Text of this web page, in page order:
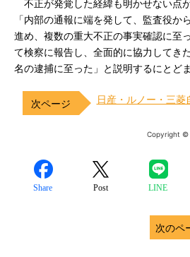
不正が発覚した経緯も明かせない点
「内部の通報に端を発して、監査役か
進め、複数の重大不正の事実確認に至
て検察に報告し、全面的に協力してき
名の逮捕に至った」と説明するにとどま
日産・ルノー・三
Copyright ©
Share Post LINE
次のペ